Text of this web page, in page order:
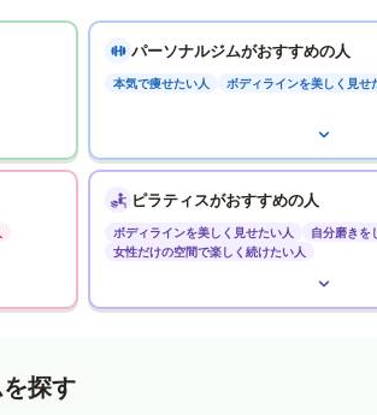
パーソナルジムがおすすめの人
本気で痩せたい人 ボディラインを美しく見せ
ピラティスがおすすめの人
ボディラインを美しく見せたい人
自分磨きを
女性だけの空間で楽しく続けたい人
探す